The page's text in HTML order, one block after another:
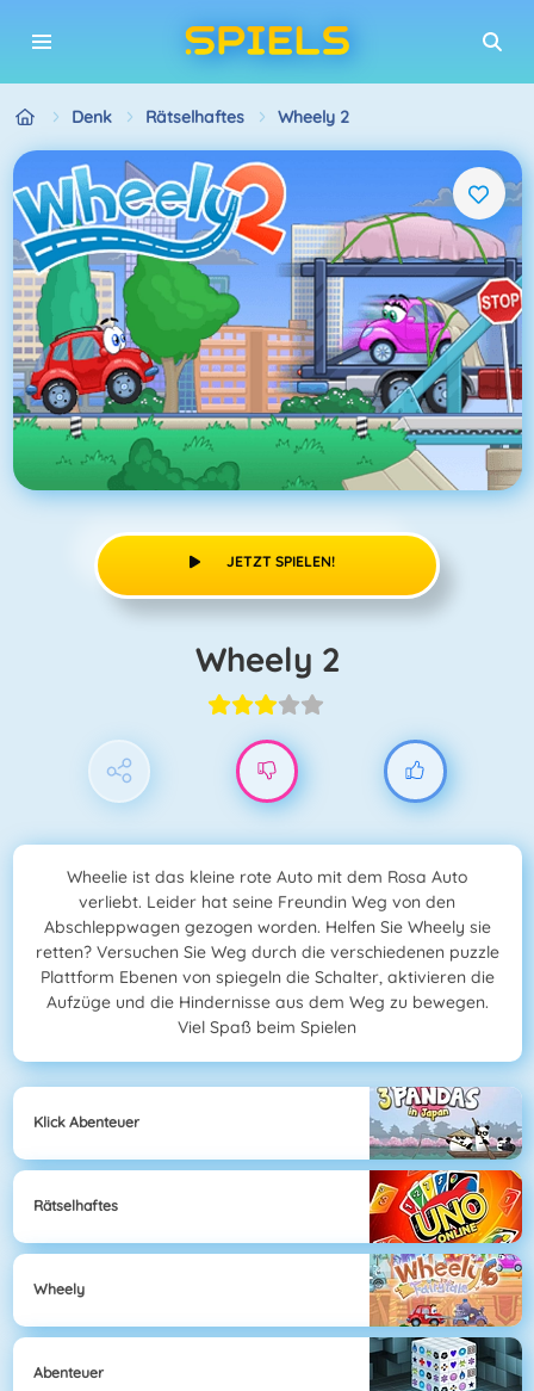
Denk Rätselhaftes Wheely 2
JETZT SPIELEN!
Wheely 2
Wheelie ist das kleine rote Auto mit dem Rosa Auto
verliebt. Leider hat seine Freundin Weg von den
Abschleppwagen gezogen worden. Helfen Sie Wheely sie
retten? Versuchen Sie Weg durch die verschiedenen puzzle
Plattform Ebenen von spiegeln die Schalter, aktivieren die
Aufzüge und die Hindernisse aus dem Weg zu bewegen.
Viel Spaß beim Spielen
Klick Abenteuer
Rätselhaftes
Wheely
Abenteuer